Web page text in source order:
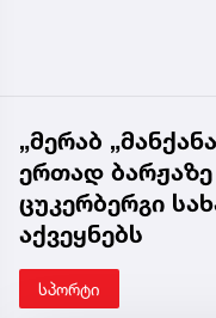
„მერაბ
ერთად
ცუკერბერგი
აქვეყნებს
სპორტი